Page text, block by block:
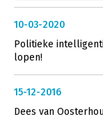
10-03-2020
Politieke
lopen!
15-12-2016
Dees van